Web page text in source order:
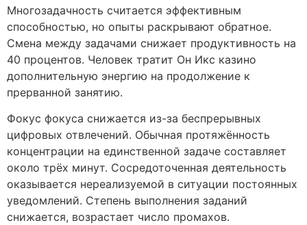
Многозадачность считается эффективным
способностью, но опыты раскрывают обратное.
Смена между задачами снижает продуктивность на
40 процентов. Человек тратит Он Икс казино
дополнительную энергию на продолжение к
прерванной занятию.
Фокус фокуса снижается из-за беспрерывных
цифровых отвлечений. Обычная протяжённость
концентрации на единственной задаче составляет
около трёх минут. Сосредоточенная деятельность
оказывается нереализуемой в ситуации постоянных
уведомлений. Степень выполнения заданий
снижается, возрастает число промахов.